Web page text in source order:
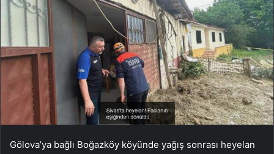
Gölova’ya bağlı Boğazköy köyünde yağış sonrası heyelan